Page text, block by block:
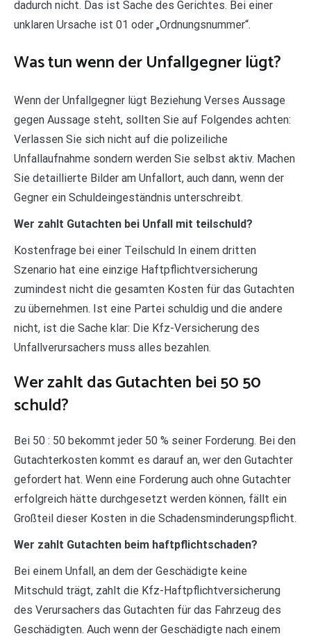
dadurch nicht. Das ist Sache des Gerichtes. Bei einer
unklaren Ursache ist 01 oder „Ordnungsnummer“.
Was tun wenn der Unfallgegner lügt?
Wenn der Unfallgegner lügt Beziehung Verses Aussage
gegen Aussage steht, sollten Sie auf Folgendes achten:
Verlassen Sie sich nicht auf die polizeiliche
Unfallaufnahme sondern werden Sie selbst aktiv. Machen
Sie detaillierte Bilder am Unfallort, auch dann, wenn der
Gegner ein Schuldeingeständnis unterschreibt.
Wer zahlt Gutachten bei Unfall mit teilschuld?
Kostenfrage bei einer Teilschuld In einem dritten
Szenario hat eine einzige Haftpflichtversicherung
zumindest nicht die gesamten Kosten für das Gutachten
zu übernehmen. Ist eine Partei schuldig und die andere
nicht, ist die Sache klar: Die Kfz-Versicherung des
Unfallverursachers muss alles bezahlen.
Wer zahlt das Gutachten bei 50 50
schuld?
Bei 50 : 50 bekommt jeder 50 % seiner Forderung. Bei den
Gutachterkosten kommt es darauf an, wer den Gutachter
gefordert hat. Wenn eine Forderung auch ohne Gutachter
erfolgreich hätte durchgesetzt werden können, fällt ein
Großteil dieser Kosten in die Schadensminderungspflicht.
Wer zahlt Gutachten beim haftpflichtschaden?
Bei einem Unfall, an dem der Geschädigte keine
Mitschuld trägt, zahlt die Kfz-Haftpflichtversicherung
des Verursachers das Gutachten für das Fahrzeug des
Geschädigten. Auch wenn der Geschädigte nach einem